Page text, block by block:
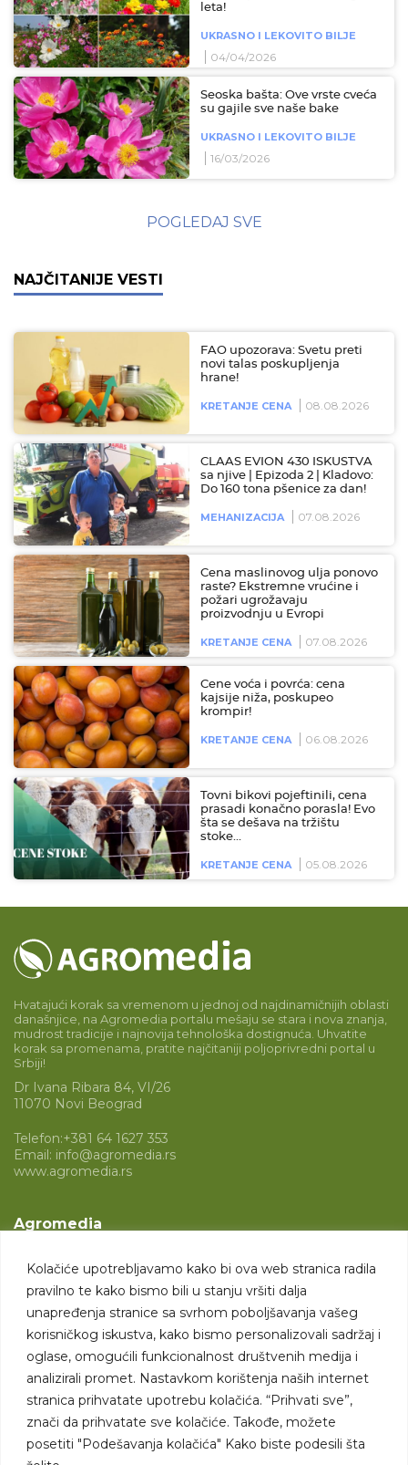
Kolačiće upotrebljavamo kako bi ova web stranica radila
pravilno te kako bismo bili u stanju vršiti dalja
unapređenja stranice sa svrhom poboljšavanja vašeg
korisničkog iskustva, kako bismo personalizovali sadržaj i
oglase, omogućili funkcionalnost društvenih medija i
analizirali promet. Nastavkom korištenja naših internet
stranica prihvatate upotrebu kolačića. “Prihvati sve”,
znači da prihvatate sve kolačiće. Takođe, možete
posetiti "Podešavanja kolačića" Kako biste podesili šta
leta!
UKRASNO I LEKOVITO BILJE
04/04/2026
Seoska bašta: Ove vrste cveća
su gajile sve naše bake
UKRASNO I LEKOVITO BILJE
16/03/2026
POGLEDAJ SVE
NAJČITANIJE VESTI
FAO upozorava: Svetu preti
novi talas poskupljenja
hrane!
KRETANJE CENA 08.08.2026
CLAAS EVION 430 ISKUSTVA
sa njive | Epizoda 2 | Kladovo:
Do 160 tona pšenice za dan!
MEHANIZACIJA 07.08.2026
Cena maslinovog ulja ponovo
raste? Ekstremne vrućine i
požari ugrožavaju
proizvodnju u Evropi
KRETANJE CENA 07.08.2026
Cene voća i povrća: cena
kajsije niža, poskupeo
krompir!
KRETANJE CENA 06.08.2026
Tovni bikovi pojeftinili, cena
prasadi konačno porasla! Evo
šta se dešava na tržištu
stoke…
KRETANJE CENA 05.08.2026
Hvatajući korak sa vremenom u jednoj od najdinamičnijih oblasti
današnjice, na Agromedia portalu mešaju se stara i nova znanja,
mudrost tradicije i najnovija tehnološka dostignuća. Uhvatite
korak sa promenama, pratite najčitaniji poljoprivredni portal u
Srbiji!
Dr Ivana Ribara 84, VI/26
11070 Novi Beograd
Telefon:+381 64 1627 353
Email: info@agromedia.rs
www.agromedia.rs
Agromedia
Svet poljoprivrede
Marketing usluge
Tražimo saradnike
Kontakt
Kontakt